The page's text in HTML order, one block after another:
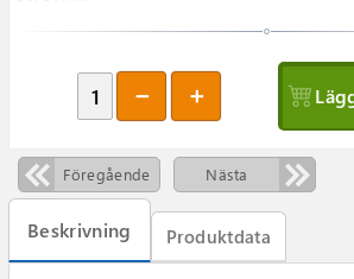
Föregående Nästa
Beskrivning Produktdata